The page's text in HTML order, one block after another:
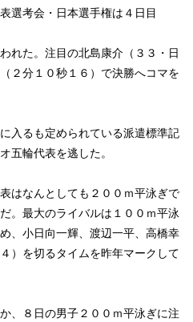
選考会・日本選手権は４日目
れた。注目の北島康介（３３・日
２分１０秒１６）で決勝へコマを
入るも定められている派遣標準記
五輪代表を逃した。
はなんとしても２００ｍ平泳ぎで
。最大のライバルは１００ｍ平泳
、小日向一輝、渡辺一平、高橋幸
）を切るタイムを昨年マークして
、８日の男子２００ｍ平泳ぎに注